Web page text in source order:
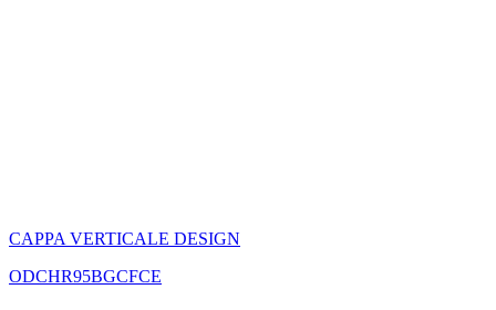
CAPPA VERTICALE DESIGN
ODCHR95BGCFCE